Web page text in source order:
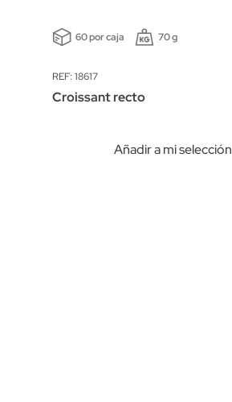
60 por caja 70 g
REF: 18617
Croissant recto
Añadir a mi selección